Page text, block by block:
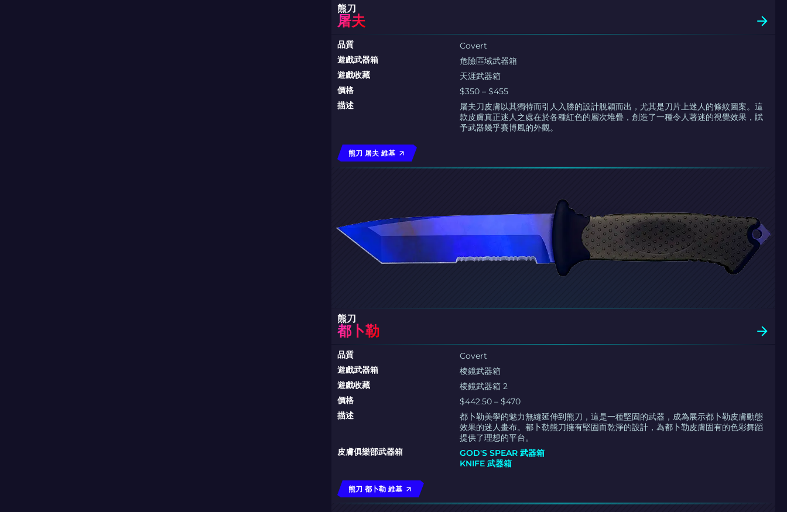
熊刀
屠夫
品質
Covert
遊戲武器箱
危險區域武器箱
遊戲收藏
天涯武器箱
價格
$350 – $455
描述
屠夫刀皮膚以其獨特而引人入勝的設計脫穎而出，尤其是刀片上迷人的條紋圖案。這
款皮膚真正迷人之處在於各種紅色的層次堆疊，創造了一種令人著迷的視覺效果，賦
予武器幾乎賽博風的外觀。
熊刀 屠夫 維基
熊刀
都卜勒
品質
Covert
遊戲武器箱
棱鏡武器箱
遊戲收藏
棱鏡武器箱 2
價格
$442.50 – $470
描述
都卜勒美學的魅力無縫延伸到熊刀，這是一種堅固的武器，成為展示都卜勒皮膚動態
效果的迷人畫布。都卜勒熊刀擁有堅固而乾淨的設計，為都卜勒皮膚固有的色彩舞蹈
提供了理想的平台。
皮膚俱樂部武器箱
GOD'S SPEAR 武器箱
KNIFE 武器箱
熊刀 都卜勒 維基